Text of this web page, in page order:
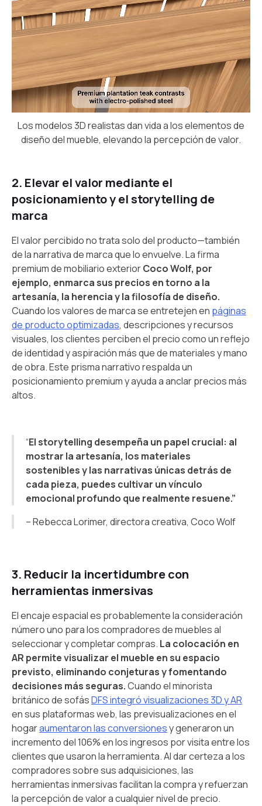
Los modelos 3D realistas dan vida a los elementos de
diseño del mueble, elevando la percepción de valor.
2. Elevar el valor mediante el
posicionamiento y el storytelling de
marca
El valor percibido no trata solo del producto—también
de la narrativa de marca que lo envuelve. La firma
premium de mobiliario exteriorCoco Wolf, por
ejemplo, enmarca sus precios en torno a la
artesanía, la herencia y la filosofía de diseño.
Cuando los valores de marca se entretejen en páginas
de producto optimizadas, descripciones y recursos
visuales, los clientes perciben el precio como un reflejo
de identidad y aspiración más que de materiales y mano
de obra. Este prisma narrativo respalda un
posicionamiento premium y ayuda a anclar precios más
altos.
“El storytelling desempeña un papel crucial: al
mostrar la artesanía, los materiales
sostenibles y las narrativas únicas detrás de
cada pieza, puedes cultivar un vínculo
emocional profundo que realmente resuene.”
– Rebecca Lorimer, directora creativa, Coco Wolf
3. Reducir la incertidumbre con
herramientas inmersivas
El encaje espacial es probablemente la consideración
número uno para los compradores de muebles al
seleccionar y completar compras. La colocación en
AR permite visualizar el mueble en su espacio
previsto, eliminando conjeturas y fomentando
decisiones más seguras.Cuando el minorista
británico de sofásDFS integró visualizaciones 3D y AR
en sus plataformas web, las previsualizaciones en el
hogaraumentaron las conversionesy generaron un
incremento del 106% en los ingresos por visita entre los
clientes que usaron la herramienta. Al dar certeza a los
compradores sobre sus adquisiciones, las
herramientas inmersivas facilitan la compra y refuerzan
la percepción de valor a cualquier nivel de precio.